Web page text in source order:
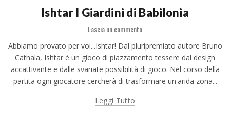
Ishtar I Giardini di Babilonia
Lascia un commento
Abbiamo provato per voi...Ishtar! Dal pluripremiato autore Bruno
Cathala, Ishtar è un gioco di piazzamento tessere dal design
accattivante e dalle svariate possibilità di gioco. Nel corso della
partita ogni giocatore cercherà di trasformare un'arida zona...
Leggi Tutto